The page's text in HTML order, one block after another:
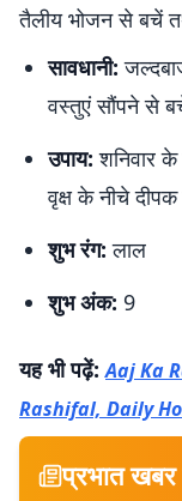
तैलीय भोजन से बचें
सावधानी:
वस्तुएं सौंपने से
उपाय: शनिवार
वृक्ष के नीचे
शुभ रंग: लाल
शुभ अंक: 9
यह भी पढ़ें:Aaj Ka
Rashifal, Daily
प्रभात खबर